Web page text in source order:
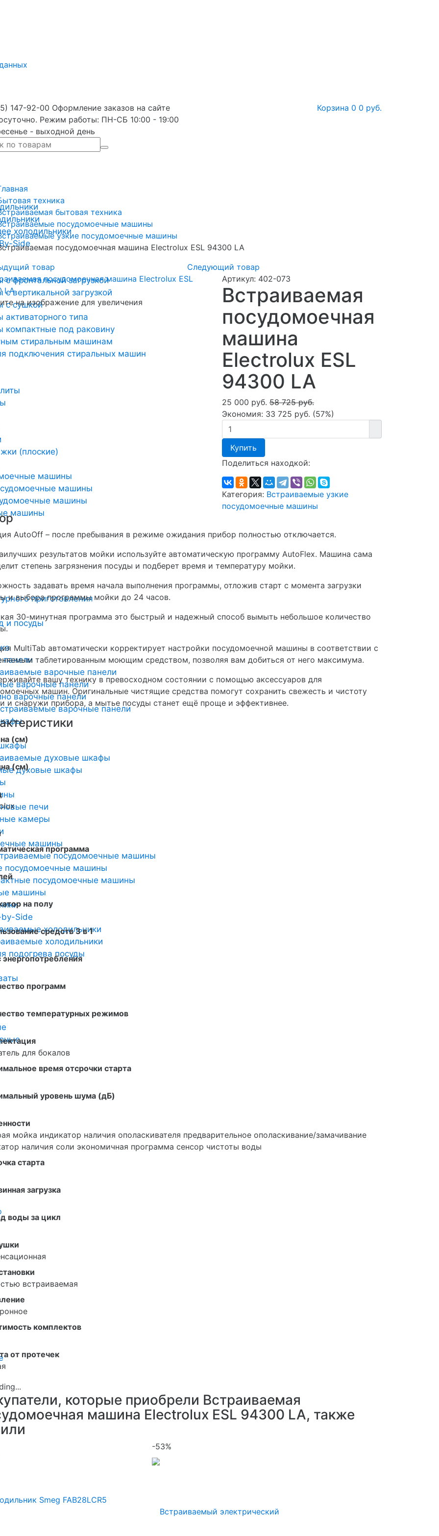
147-92-00 Оформление заказов на сайте
Режим работы: ПН-СБ 10:00 - 19:00
- выходной день
Корзина 0 0 руб.
холодильники
Side
фронтальной загрузкой
вертикальной загрузкой
с сушкой
типа
под раковину
стиральным машинам
подключения стиральных машин
(плоские)
машины
машины
машины
машины
приготовления
и посуды
панели
варочные панели
варочные панели
варочные панели
варочные панели
духовые шкафы
духовые шкафы
печи
камеры
машины
посудомоечные машины
посудомоечные машины
посудомоечные машины
машины
Side
холодильники
холодильники
подогрева посуды
техника
бытовая техника
посудомоечные машины
узкие посудомоечные машины
посудомоечная машина Electrolux ESL 94300 LA
товар
Следующий товар
на изображение для увеличения
Артикул: 402-073
Встраиваемая
посудомоечная
машина
Electrolux ESL
94300 LA
25 000 руб. 58 725 руб.
Экономия: 33 725 руб. (57%)
Купить
Поделиться находкой:
Категория: Встраиваемые узкие
посудомоечные машины
AutoOff – после пребывания в режиме ожидания прибор полностью отключается.
результатов мойки используйте автоматическую программу AutoFlex. Машина сама
степень загрязнения посуды и подберет время и температуру мойки.
задавать время начала выполнения программы, отложив старт с момента загрузки
и выбора программы мойки до 24 часов.
30-минутная программа это быстрый и надежный способ вымыть небольшое количество
MultiTab автоматически корректирует настройки посудомоечной машины в соответствии с
таблетированным моющим средством, позволяя вам добиться от него максимума.
вашу технику в превосходном состоянии с помощью аксессуаров для
машин. Оригинальные чистящие средства помогут сохранить свежесть и чистоту
и снаружи прибора, а мытье посуды станет ещё проще и эффективнее.
(см)
(см)
программа
на полу
средств 3 в 1
энергопотребления
программ
температурных режимов
для бокалов
время отсрочки старта
уровень шума (дБ)
мойка индикатор наличия ополаскивателя предварительное ополаскивание/замачивание
наличия соли экономичная программа сенсор чистоты воды
старта
загрузка
воды за цикл
встраиваемая
комплектов
от протечек
которые приобрели Встраиваемая
машина Electrolux ESL 94300 LA, также
-53%